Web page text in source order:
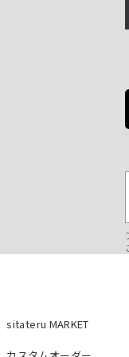
sitateru MARKET